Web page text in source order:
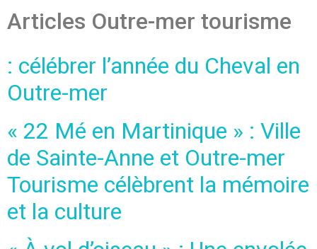
Articles Outre-mer tourisme
: célébrer l’année du Cheval en
Outre-mer
« 22 Mé en Martinique » : Ville
de Sainte-Anne et Outre-mer
Tourisme célèbrent la mémoire
et la culture